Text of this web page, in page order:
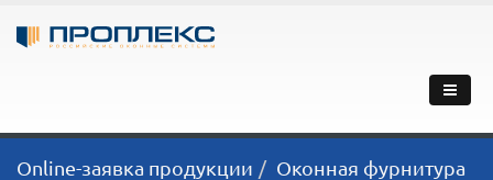
Online-заявка продукции
Оконная фурнитура